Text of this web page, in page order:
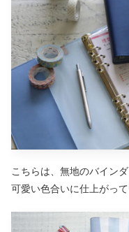
こちらは、無地のバイン
可愛い色合いに仕上がって